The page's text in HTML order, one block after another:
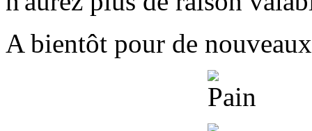
A bientôt pour de